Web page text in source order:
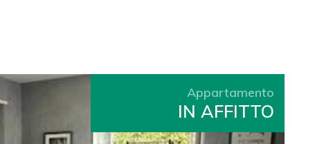
Appartamento
IN AFFITTO